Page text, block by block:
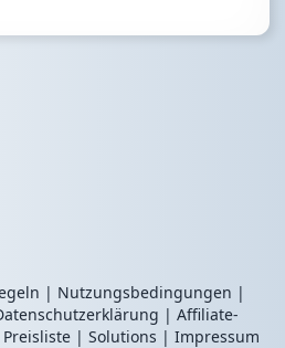
| Nutzungsbedingungen |
| Affiliate-
Preisliste | Solutions | Impressum